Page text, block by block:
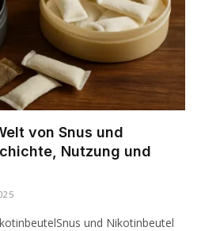
von Snus und
Nutzung und
und Nikotinbeutel